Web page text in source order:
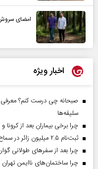
امضای
اخبار ویژه
سلیقه‌ها
چرا برخی بیماران بعد از کرونا و
ثبت‌نام ۲.۵ میلیون زائر در سماح | عبور ۱.۷ میلیون نفر از مرز‌های اربعین
چرا بعد از سفرهای طولانی
چرا ساختمان‌های ناایمن